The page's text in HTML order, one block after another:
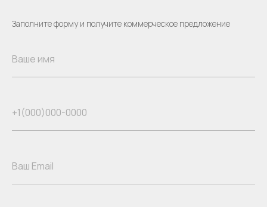
Заполните форму и получите коммерческое предложение